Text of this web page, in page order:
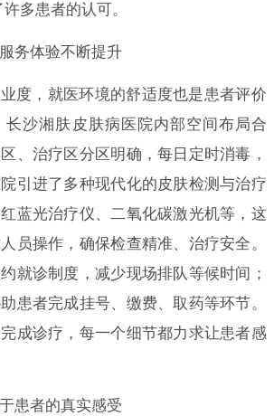
多患者的认可。
务体验不断提升
度，就医环境的舒适度也是患者评价
长沙湘肤皮肤病医院内部空间布局合
、治疗区分区明确，每日定时消毒，
引进了多种现代化的皮肤检测与治疗
蓝光治疗仪、二氧化碳激光机等，这
员操作，确保检查精准、治疗安全。
就诊制度，减少现场排队等候时间；
患者完成挂号、缴费、取药等环节。
成诊疗，每一个细节都力求让患者感
患者的真实感受